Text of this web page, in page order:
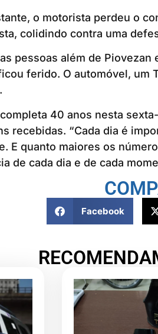
o motorista perdeu o
colidindo contra uma
pessoas além de
ferido. O automóvel, um
40 anos nesta
recebidas. “Cada dia é
E quanto maiores os
de cada dia e de cada
Facebook